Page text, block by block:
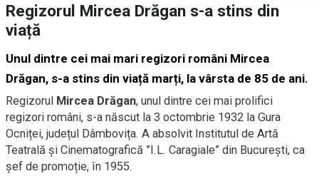
Regizorul Mircea Drăgan s-a stins din
viață
Unul dintre cei mai mari regizori români Mircea
Drăgan, s-a stins din viață marți, la vârsta de 85 de ani.
Regizorul Mircea Drăgan, unul dintre cei mai prolifici
regizori români, s-a născut la 3 octombrie 1932 la Gura
Ocniței, județul Dâmbovița. A absolvit Institutul de Artă
Teatrală și Cinematografică ”I.L. Caragiale” din București, ca
șef de promoție, în 1955.